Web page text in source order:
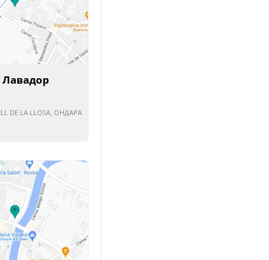
Лавадор
DE LA LLOSA, ОНДАРА